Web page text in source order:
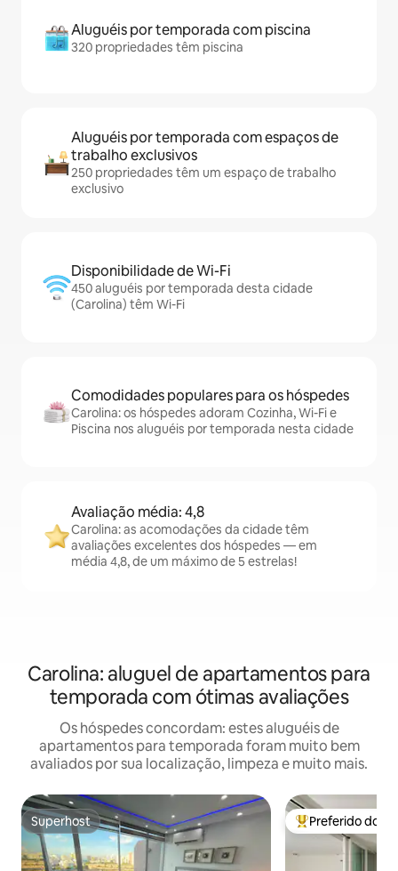
Aluguéis por temporada com piscina
320 propriedades têm piscina
Aluguéis por temporada com espaços de
trabalho exclusivos
250 propriedades têm um espaço de trabalho
exclusivo
Disponibilidade de Wi-Fi
450 aluguéis por temporada desta cidade
(Carolina) têm Wi-Fi
Comodidades populares para os hóspedes
Carolina: os hóspedes adoram Cozinha, Wi-Fi e
Piscina nos aluguéis por temporada nesta cidade
Avaliação média: 4,8
Carolina: as acomodações da cidade têm
avaliações excelentes dos hóspedes — em
média 4,8, de um máximo de 5 estrelas!
Carolina: aluguel de apartamentos para
temporada com ótimas avaliações
Os hóspedes concordam: estes aluguéis de
apartamentos para temporada foram muito bem
avaliados por sua localização, limpeza e muito mais.
Superhost
Superhost Entre os
Preferido dos